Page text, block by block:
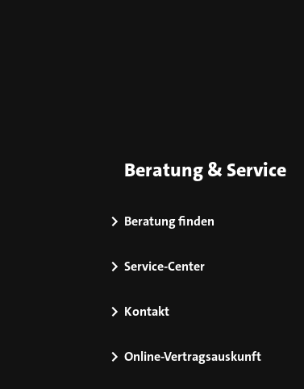
Beratung & Service
Beratung finden
Service-Center
Kontakt
Online-Vertragsauskunft